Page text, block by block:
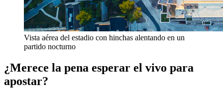
Vista aérea del estadio con hinchas alentando en un
partido nocturno
¿Merece la pena esperar el vivo para
apostar?